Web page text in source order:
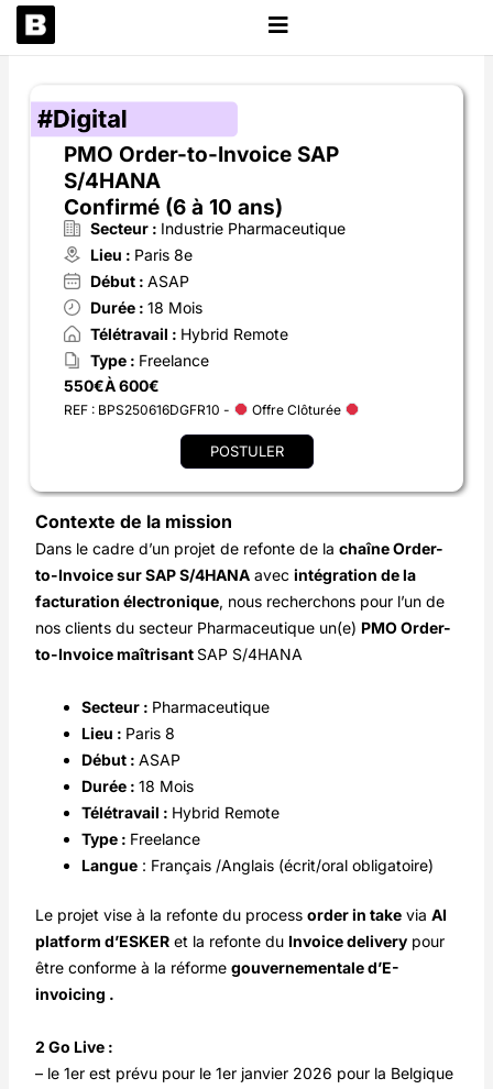
Aller
au
PMO Order-to-Invoice SAP
S/4HANA
Confirmé (6 à 10 ans)
Secteur : Industrie Pharmaceutique
Lieu : Paris 8e
Début :ASAP
Durée :18 Mois
Télétravail : Hybrid Remote
Type : Freelance
550€À 600€
REF : BPS250616DGFR10 - Offre Clôturée
POSTULER
Contexte de la mission
Dans le cadre d’un projet de refonte de lachaîne Order-
to-Invoice sur SAP S/4HANA avecintégration de la
facturation électronique, nous recherchons pour l’un de
nos clients du secteur Pharmaceutique un(e) PMO Order-
to-Invoice maîtrisant SAP S/4HANA
Secteur : Pharmaceutique
Lieu : Paris 8
Début :ASAP
Durée :18 Mois
Télétravail : Hybrid Remote
Type : Freelance
Langue : Français /Anglais (écrit/oral obligatoire)
Le projet vise à la refonte du processorder in take viaAI
platform d’ESKER et la refonte du Invoice delivery pour
être conforme à la réformegouvernementale d’E-
invoicing .
2 Go Live :
– le 1er est prévu pour le 1er janvier 2026 pour la Belgique